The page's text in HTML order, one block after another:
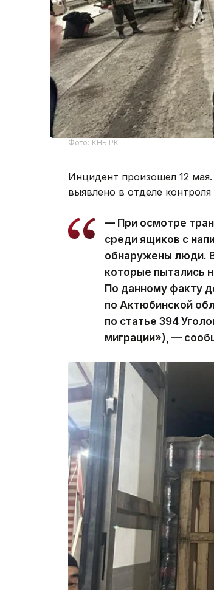
Фото: КНБ РК
Инцидент произошел 12
выявлено в отделе
— При осмотре
среди ящиков с
обнаружены люди.
которые пытались
По данному факту
по Актюбинской
по статье 394
миграции»), —